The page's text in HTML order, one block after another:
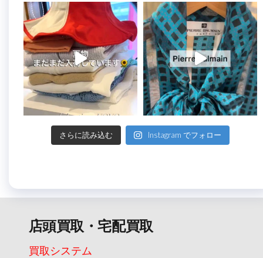
さらに読み込む Instagram でフォロー
店頭買取・宅配買取
買取システム